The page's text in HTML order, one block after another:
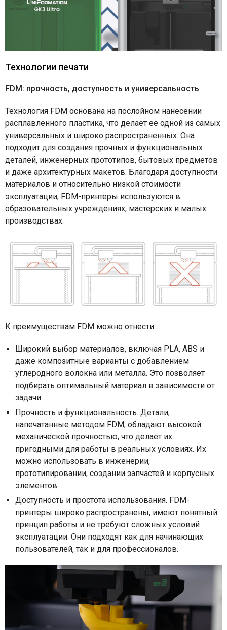
Технологии печати
FDM: прочность, доступность и универсальность
Технология FDM основана на послойном нанесении
расплавленного пластика, что делает ее одной из самых
универсальных и широко распространенных. Она
подходит для создания прочных и функциональных
деталей, инженерных прототипов, бытовых предметов
и даже архитектурных макетов. Благодаря доступности
материалов и относительно низкой стоимости
эксплуатации, FDM-принтеры используются в
образовательных учреждениях, мастерских и малых
производствах.
К преимуществам FDM можно отнести:
Широкий выбор материалов, включая PLA, ABS и
даже композитные варианты с добавлением
углеродного волокна или металла. Это позволяет
подбирать оптимальный материал в зависимости от
задачи.
Прочность и функциональность. Детали,
напечатанные методом FDM, обладают высокой
механической прочностью, что делает их
пригодными для работы в реальных условиях. Их
можно использовать в инженерии,
прототипировании, создании запчастей и корпусных
элементов.
Доступность и простота использования. FDM-
принтеры широко распространены, имеют понятный
принцип работы и не требуют сложных условий
эксплуатации. Они подходят как для начинающих
пользователей, так и для профессионалов.